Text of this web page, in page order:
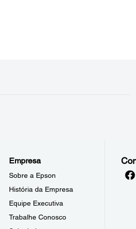
Empresa
Sobre a Epson
História da Empresa
Equipe Executiva
Trabalhe Conosco